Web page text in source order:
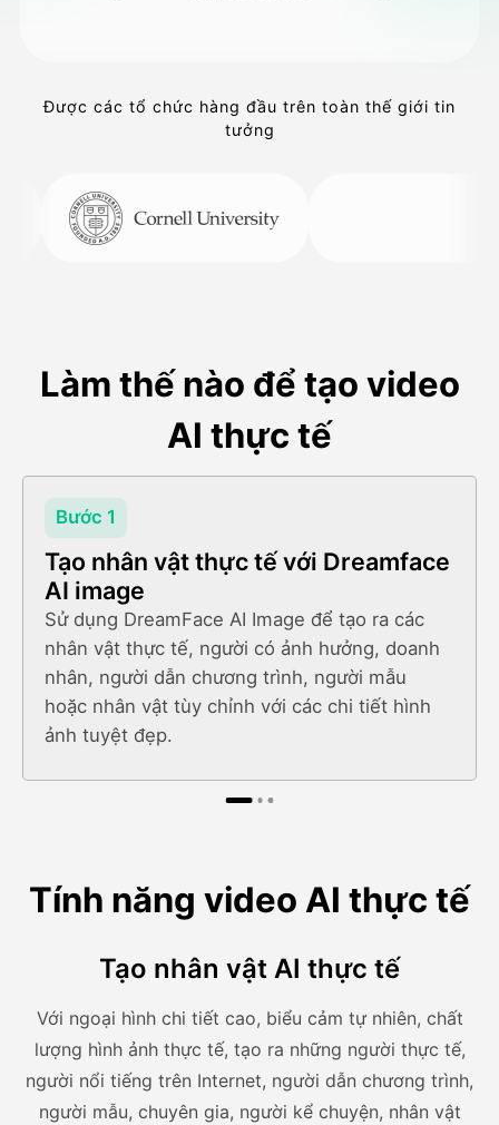
Được các tổ chức hàng đầu trên toàn thế giới tin
tưởng
Làm thế nào để tạo video
AI thực tế
Bước 1
Tạo nhân vật thực tế với Dreamface
AI image
Sử dụng DreamFace AI Image để tạo ra các
nhân vật thực tế, người có ảnh hưởng, doanh
nhân, người dẫn chương trình, người mẫu
hoặc nhân vật tùy chỉnh với các chi tiết hình
ảnh tuyệt đẹp.
Tính năng video AI thực tế
Tạo nhân vật AI thực tế
Với ngoại hình chi tiết cao, biểu cảm tự nhiên, chất
lượng hình ảnh thực tế, tạo ra những người thực tế,
người nổi tiếng trên Internet, người dẫn chương trình,
người mẫu, chuyên gia, người kể chuyện, nhân vật